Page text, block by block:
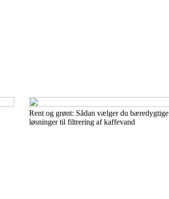
Rent og grønt: Sådan vælger du bæredygtige
løsninger til filtrering af kaffevand